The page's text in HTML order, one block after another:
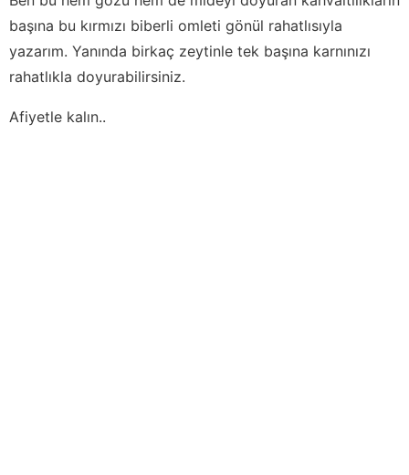
başına bu kırmızı biberli omleti gönül rahatlısıyla
yazarım. Yanında birkaç zeytinle tek başına karnınızı
rahatlıkla doyurabilirsiniz.
Afiyetle kalın..